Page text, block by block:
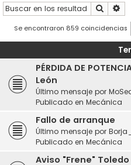
Buscar
Se encontraron 859 coincidencias
PÉRDIDA DE
León
Último mensaje por
Publicado en Mecánica
Fallo de arranque
Último mensaje por
Publicado en Mecánica
Aviso "Frene" Toledo